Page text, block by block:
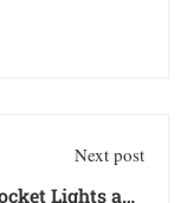
Next post
Lights and